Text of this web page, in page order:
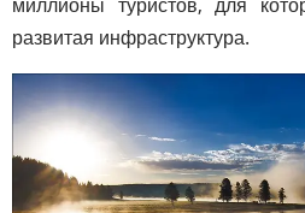
развитая инфраструктура.